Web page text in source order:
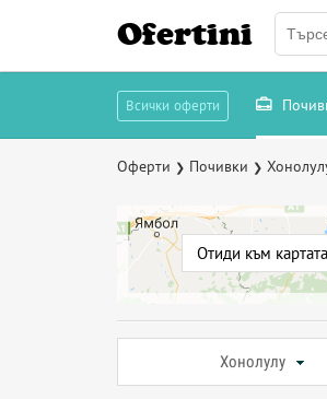
Ofertini
Всички оферти
Оферти ❯ Почивки ❯
Отиди към картата
Хонолулу